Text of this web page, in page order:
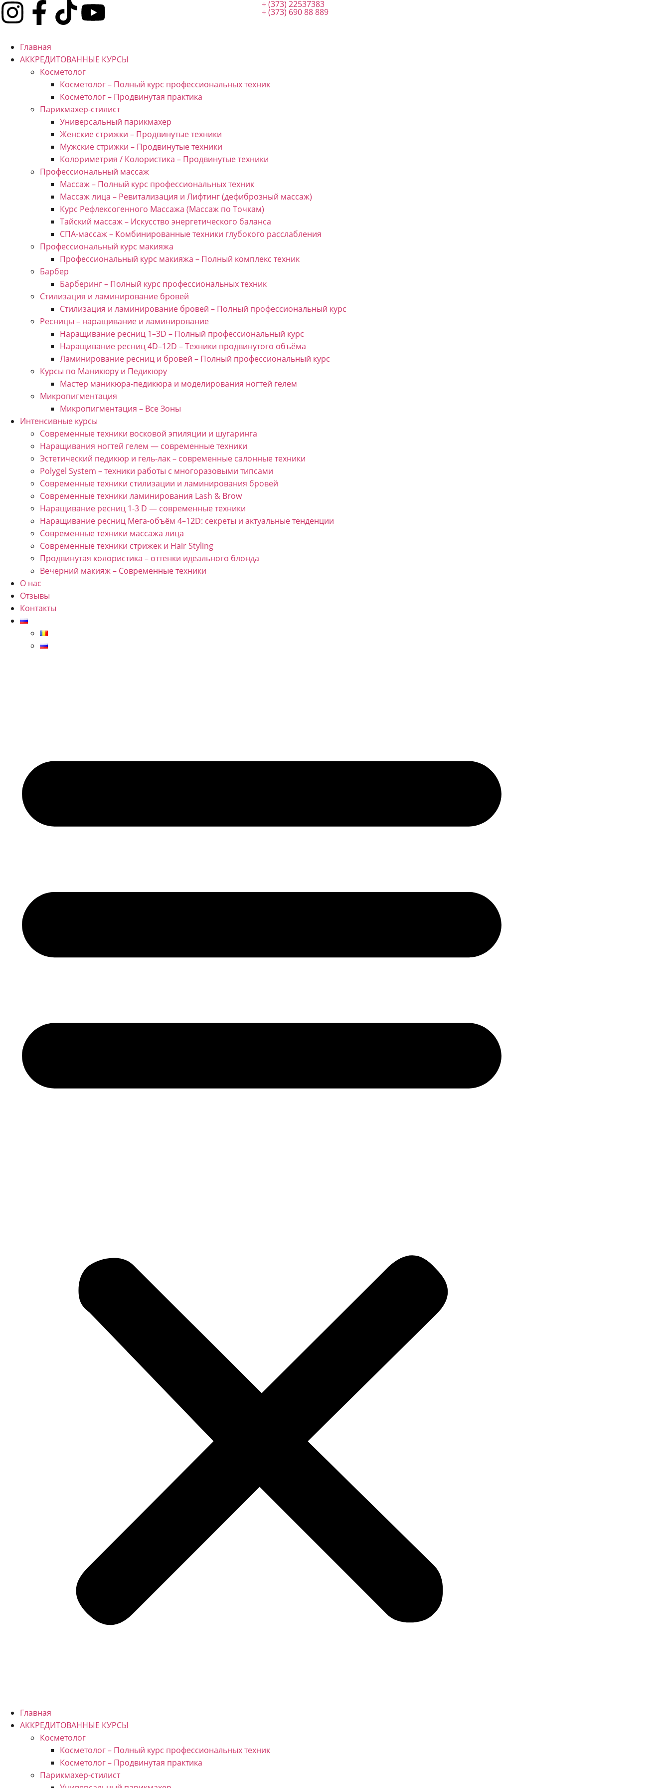
+ (373) 22537383
+ (373) 690 88 889
Главная
АККРЕДИТОВАННЫЕ КУРСЫ
Косметолог
Косметолог – Полный курс профессиональных техник
Косметолог – Продвинутая практика
Парикмахер-стилист
Универсальный парикмахер
Женские стрижки – Продвинутые техники
Мужские стрижки – Продвинутые техники
Колориметрия / Колористика – Продвинутые техники
Профессиональный массаж
Массаж – Полный курс профессиональных техник
Массаж лица – Ревитализация и Лифтинг (дефиброзный массаж)
Курс Рефлексогенного Массажа (Массаж по Точкам)
Тайский массаж – Искусство энергетического баланса
СПА-массаж – Комбинированные техники глубокого расслабления
Профессиональный курс макияжа
Профессиональный курс макияжа – Полный комплекс техник
Барбер
Барберинг – Полный курс профессиональных техник
Стилизация и ламинирование бровей
Стилизация и ламинирование бровей – Полный профессиональный курс
Ресницы – наращивание и ламинирование
Наращивание ресниц 1–3D – Полный профессиональный курс
Наращивание ресниц 4D–12D – Техники продвинутого объёма
Ламинирование ресниц и бровей – Полный профессиональный курс
Курсы по Маникюру и Педикюру
Мастер маникюра-педикюра и моделирования ногтей гелем
Микропигментация
Микропигментация – Все Зоны
Интенсивные курсы
Современные техники восковой эпиляции и шугаринга
Наращивания ногтей гелем — современные техники
Эстетический педикюр и гель-лак – современные салонные техники
Polygel System – техники работы с многоразовыми типсами
Современные техники стилизации и ламинирования бровей
Современные техники ламинирования Lash & Brow
Наращивание ресниц 1-3 D — современные техники
Наращивание ресниц Мега-объём 4–12D: секреты и актуальные тенденции
Современные техники массажа лица
Современные техники стрижек и Hair Styling
Продвинутая колористика – оттенки идеального блонда
Вечерний макияж – Современные техники
О нас
Отзывы
Контакты
Главная
АККРЕДИТОВАННЫЕ КУРСЫ
Косметолог
Косметолог – Полный курс профессиональных техник
Косметолог – Продвинутая практика
Парикмахер-стилист